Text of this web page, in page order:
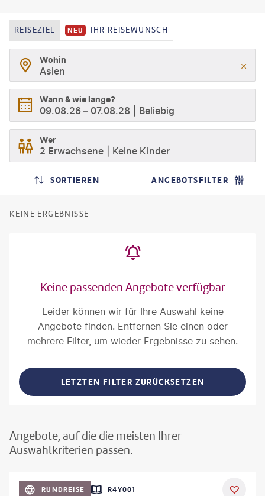
REISEZIEL NEU IHR REISEWUNSCH
Wohin
Asien
Wann & wie lange?
09.08.26 – 07.08.28 Beliebig
Wer
2 Erwachsene Keine Kinder
SORTIEREN ANGEBOTSFILTER
KEINE ERGEBNISSE
Keine passenden Angebote verfügbar
Leider können wir für Ihre Auswahl keine
Angebote finden. Entfernen Sie einen oder
mehrere Filter, um wieder Ergebnisse zu sehen.
LETZTEN FILTER ZURÜCKSETZEN
Angebote, auf die die meisten Ihrer
Auswahlkriterien passen.
RUNDREISE R4Y001